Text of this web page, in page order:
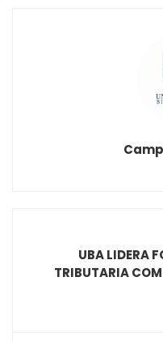
UBA LIDERA
TRIBUTARIA